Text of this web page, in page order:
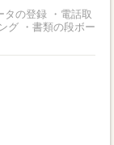
タの登録 ・電話取
グ ・書類の段ボー